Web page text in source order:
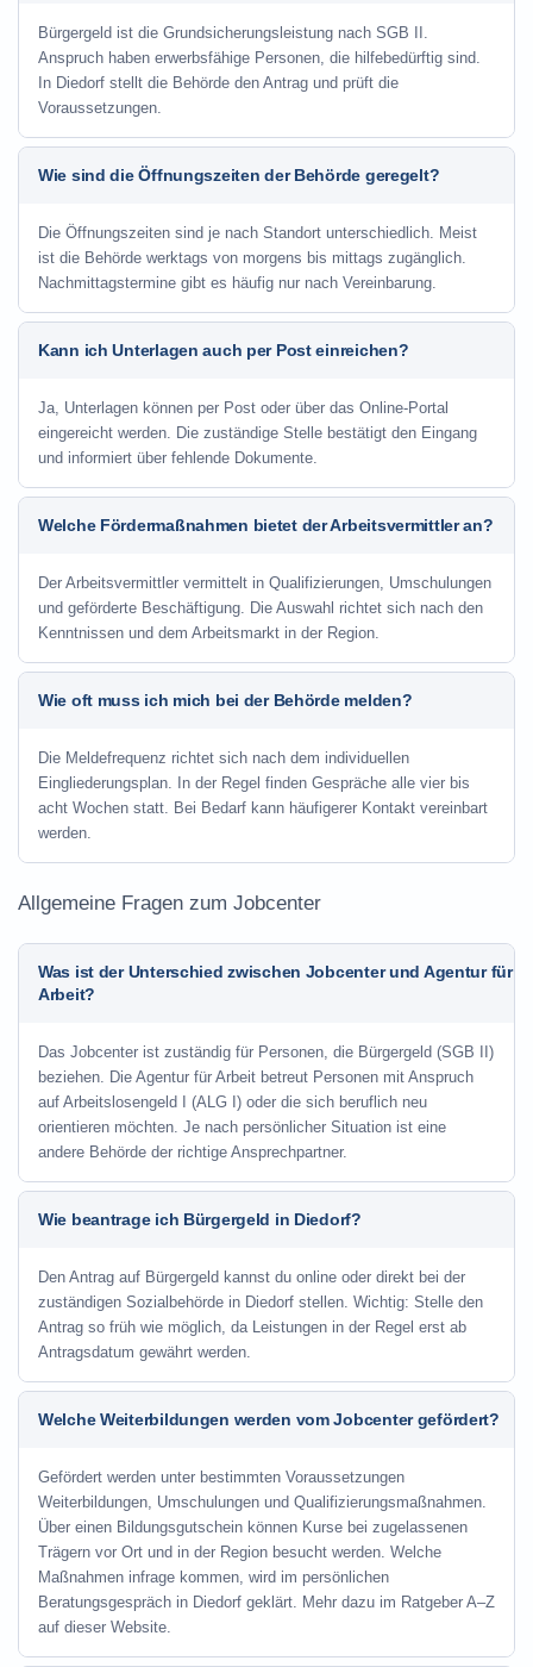
Bürgergeld ist die Grundsicherungsleistung nach SGB II.
Anspruch haben erwerbsfähige Personen, die hilfebedürftig sind.
In Diedorf stellt die Behörde den Antrag und prüft die
Voraussetzungen.
Wie sind die Öffnungszeiten der Behörde geregelt?
Die Öffnungszeiten sind je nach Standort unterschiedlich. Meist
ist die Behörde werktags von morgens bis mittags zugänglich.
Nachmittagstermine gibt es häufig nur nach Vereinbarung.
Kann ich Unterlagen auch per Post einreichen?
Ja, Unterlagen können per Post oder über das Online-Portal
eingereicht werden. Die zuständige Stelle bestätigt den Eingang
und informiert über fehlende Dokumente.
Welche Fördermaßnahmen bietet der Arbeitsvermittler an?
Der Arbeitsvermittler vermittelt in Qualifizierungen, Umschulungen
und geförderte Beschäftigung. Die Auswahl richtet sich nach den
Kenntnissen und dem Arbeitsmarkt in der Region.
Wie oft muss ich mich bei der Behörde melden?
Die Meldefrequenz richtet sich nach dem individuellen
Eingliederungsplan. In der Regel finden Gespräche alle vier bis
acht Wochen statt. Bei Bedarf kann häufigerer Kontakt vereinbart
werden.
Allgemeine Fragen zum Jobcenter
Was ist der Unterschied zwischen Jobcenter und Agentur für
Arbeit?
Das Jobcenter ist zuständig für Personen, die Bürgergeld (SGB II)
beziehen. Die Agentur für Arbeit betreut Personen mit Anspruch
auf Arbeitslosengeld I (ALG I) oder die sich beruflich neu
orientieren möchten. Je nach persönlicher Situation ist eine
andere Behörde der richtige Ansprechpartner.
Wie beantrage ich Bürgergeld in Diedorf?
Den Antrag auf Bürgergeld kannst du online oder direkt bei der
zuständigen Sozialbehörde in Diedorf stellen. Wichtig: Stelle den
Antrag so früh wie möglich, da Leistungen in der Regel erst ab
Antragsdatum gewährt werden.
Welche Weiterbildungen werden vom Jobcenter gefördert?
Gefördert werden unter bestimmten Voraussetzungen
Weiterbildungen, Umschulungen und Qualifizierungsmaßnahmen.
Über einen Bildungsgutschein können Kurse bei zugelassenen
Trägern vor Ort und in der Region besucht werden. Welche
Maßnahmen infrage kommen, wird im persönlichen
Beratungsgespräch in Diedorf geklärt. Mehr dazu im Ratgeber A–Z
auf dieser Website.